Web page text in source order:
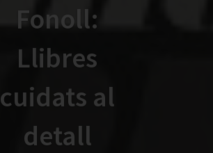
Fonoll:
Llibres
cuidats al
detall